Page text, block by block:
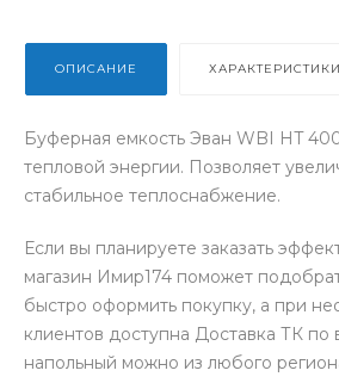
ОПИСАНИЕ ХАРАКТЕРИСТИКИ
Буферная емкость Эван WBI HT
тепловой энергии. Позволяет
стабильное теплоснабжение.
Если вы планируете заказать
магазин Имир174 поможет
быстро оформить покупку, а при
клиентов доступна Доставка ТК
напольный можно из любого